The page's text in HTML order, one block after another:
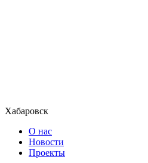
Хабаровск
О нас
Новости
Проекты